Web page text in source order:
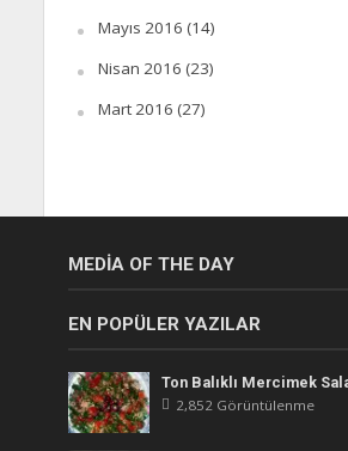
Mayıs 2016 (14)
Nisan 2016 (23)
Mart 2016 (27)
MEDIA OF THE DAY
EN POPÜLER YAZILAR
Ton Balıklı Mercimek
2,852 Görüntülenme